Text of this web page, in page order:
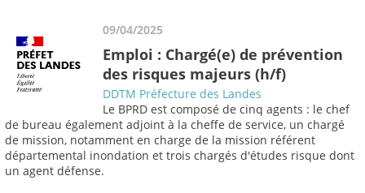
09/04/2025
Emploi : Chargé(e) de prévention
des risques majeurs (h/f)
DDTM Préfecture des Landes
Le BPRD est composé de cinq agents : le chef
de bureau également adjoint à la cheffe de service, un chargé
de mission, notamment en charge de la mission référent
départemental inondation et trois chargés d'études risque dont
un agent défense.